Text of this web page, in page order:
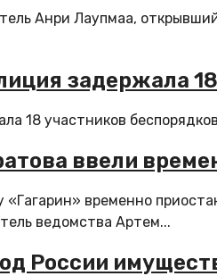
Анри Лаупмаа,
задержала
18 участников
ввели
«Гагарин» временно
ведомства Артем...
России